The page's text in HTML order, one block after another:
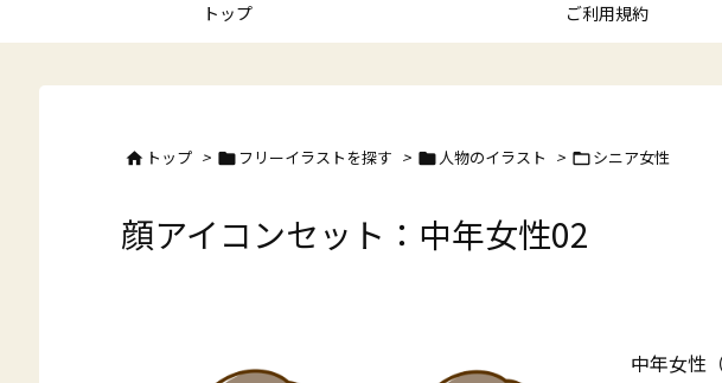
トップ ご利用規約
 トップ > フリーイラストを探す > 人物のイラスト > シニア女性
顔アイコンセット：中年女性02
中年女性